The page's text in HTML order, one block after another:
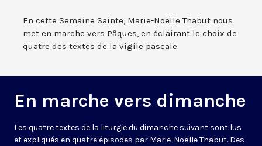
En cette Semaine Sainte, Marie-Noëlle Thabut nous
met en marche vers Pâques, en éclairant le choix de
quatre des textes de la vigile pascale
En marche vers dimanche
Les quatre textes de la liturgie du dimanche suivant sont lus
et expliqués en quatre épisodes par Marie-Noëlle Thabut. Des